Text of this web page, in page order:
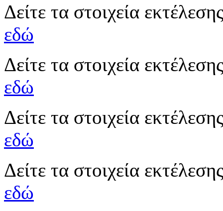
Δείτε τα στοιχεία
εδώ
Δείτε τα στοιχεία
εδώ
Δείτε τα στοιχεία
εδώ
Δείτε τα στοιχεία
εδώ